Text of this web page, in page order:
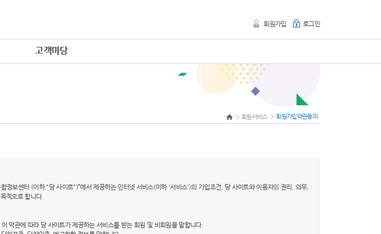
회원가입 로그인
고객마당
회원서비스 회원가입약관동의
정보센터 (이하 "당 사이트")”에서 제공하는 인터넷 서비스(이하 '서비스')의 가입조건, 당 사이트와 이용자의 권리, 의무,
적으로 합니다.
약관에 따라 당 사이트가 제공하는 서비스를 받는 회원 및 비회원을 말합니다.